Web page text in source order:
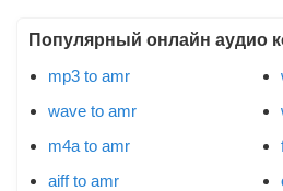
Популярный онлайн аудио
mp3 to amr
wave to amr
m4a to amr
aiff to amr